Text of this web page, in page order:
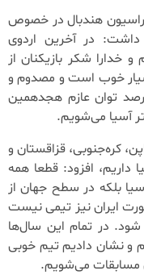
هندبال در خصوص
در آخرین اردوی
خدارا شکر بازیکنان از
خوب است و مصدوم و
توان عازم هجدهمین
آسیا می‌شویم.
کره‌جنوبی، قزاقستان و
داریم، افزود: قطعا همه
بلکه در سطح جهان از
ایران نیز تیمی نیست
شود. در تمام این‌ سال‌ها
و نشان دادیم تیم خوبی
مسابقات می‌شویم.